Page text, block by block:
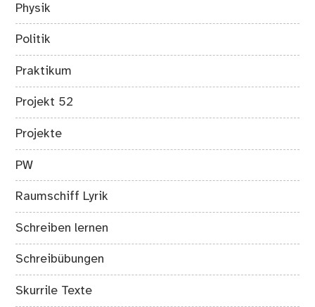
Physik
Politik
Praktikum
Projekt 52
Projekte
PW
Raumschiff Lyrik
Schreiben lernen
Schreibübungen
Skurrile Texte